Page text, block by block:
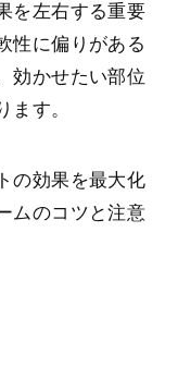
を左右する重要
性に偏りがある
効かせたい部位
ます。
の効果を最大化
ムのコツと注意